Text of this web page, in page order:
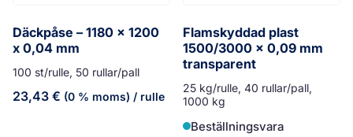
Däckpåse – 1180 x 1200
x 0,04 mm
100 st/rulle, 50 rullar/pall
23,43 € (0 % moms) / rulle
Flamskyddad plast
1500/3000 x 0,09 mm
transparent
25 kg/rulle, 40 rullar/pall,
1000 kg
Beställningsvara